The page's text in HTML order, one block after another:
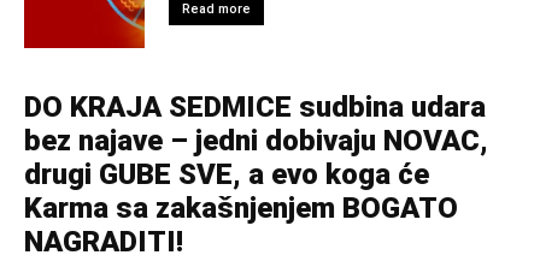
Read more
DO KRAJA SEDMICE sudbina udara
bez najave – jedni dobivaju NOVAC,
drugi GUBE SVE, a evo koga će
Karma sa zakašnjenjem BOGATO
NAGRADITI!